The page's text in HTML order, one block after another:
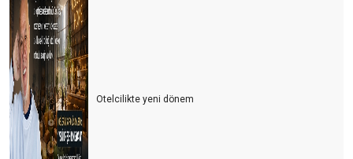
DELTA–MU–OMICRON–ALFA–BRAVO–CHARLIE TURİZM
YERİNE DURİZM
Bize alternatif destinasyonlar
AFGANİSTAN’DAN TUR OPERASYONU
TURİZMDE DEĞERLER, DİĞERLER, MEĞERLER ve KEŞKELER
2021 YAZ TURİZMİ
Otelcilikte yeni dönem